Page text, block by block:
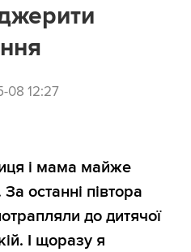
08 12:27
і мама майже
останні півтора
до дитячої
І щоразу я